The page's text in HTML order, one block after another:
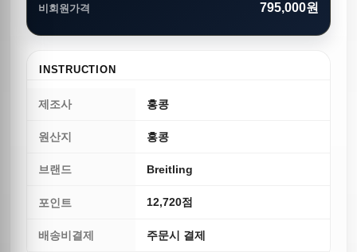
비회원가격 795,000원
INSTRUCTION
제조사 홍콩
원산지 홍콩
브랜드 Breitling
포인트 12,720점
배송비결제 주문시 결제